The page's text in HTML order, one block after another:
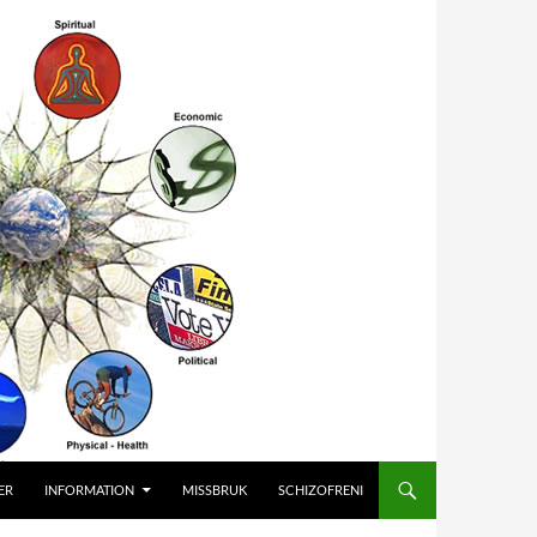
INFORMATION MISSBRUK SCHIZOFRENI